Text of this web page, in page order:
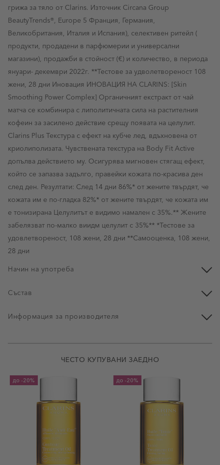
грижа за тяло от Clarins. Източник Circana Group
BeautyTrends®, Europe 5 Франция, Германия,
Великобритания, Италия и Испания), селективен ритейл (
продукти, продадени в парфюмерии и универсални
магазини), продажби в стойност (€) и количество, в периода
януари- декември 2022г. **Тестове за удволетвореност 108
жени, 28 дни Иновация ИНОВАЦИЯ НА CLARINS: [Skin
Smoothing Power Complex] Органичният екстракт от чай
матча се комбинира с липолитичната сила на растителния
кофеин за засилено действие срещу появата на целулит.
Clarins Plus Текстура с ефект на кубче лед, вдъхновена от
криолиполизата. Чувствената текстура на Body Fit Active
допълва действието му. Осигурява мигновен стягащ ефект,
който се запазва задълго, правейки кожата по-красива ден
след ден. Резултати: След 14 дни 86%* от жените твърдят, че
кожата им е по-гладка 82%* от жените твърдят, че кожата им
е тонизирана Целулитът е видимо намален с 35%.** Жените
забелязват по-малко виидм целулит с 35%** *Тестове за
удовлетвореност, 108 жени, 28 дни **Самооценка, 108 жени,
28 дни
Начин на употреба
Състав
Информация за производителя
ЧЕСТО КУПУВАНИ ЗАЕДНО
до -20% до -20%